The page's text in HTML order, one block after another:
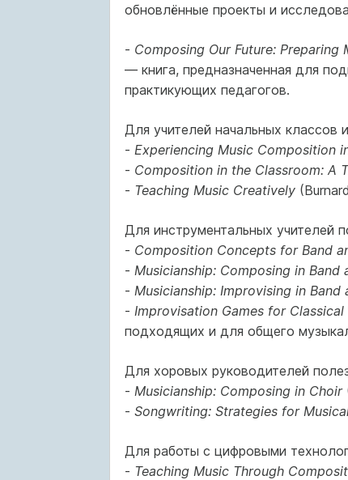
обновлённые проекты и
- Composing Our Future:
— книга, предназначенная для
практикующих педагогов.
Для учителей начальных классов
- Experiencing Music Composition
- Composition in the Classroom: A
- Teaching Music Creatively
Для инструментальных учителей
- Composition Concepts for Band
- Musicianship: Composing in Band
- Musicianship: Improvising in Band
- Improvisation Games for Classical
подходящих и для общего
Для хоровых руководителей
- Musicianship: Composing in Choir
- Songwriting: Strategies for
Для работы с цифровыми
- Teaching Music Through